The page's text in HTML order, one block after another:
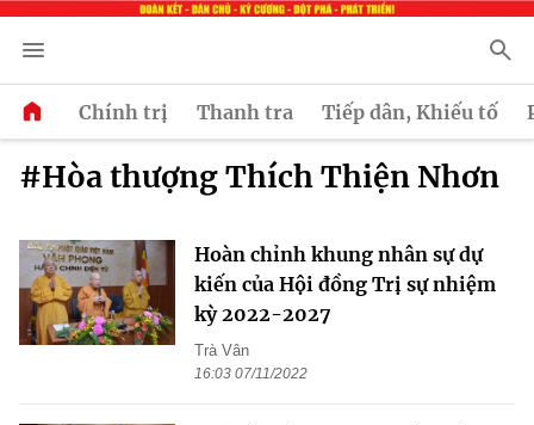
Chính trị Thanh tra Tiếp dân, Khiếu tố
#Hòa thượng Thích Thiện Nhơn
Hoàn chỉnh khung nhân sự dự
kiến của Hội đồng Trị sự nhiệm
kỳ 2022-2027
Trà Vân
16:03 07/11/2022